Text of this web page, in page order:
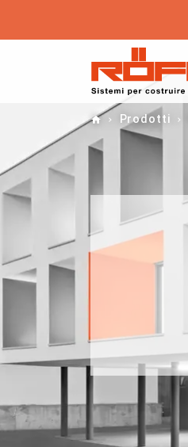
HomeProdotti